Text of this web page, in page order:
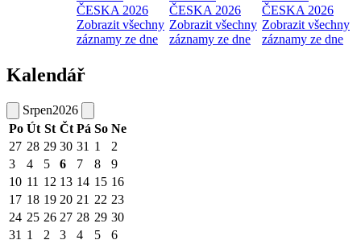
ČESKA 2026
Zobrazit všechny
záznamy ze dne
ČESKA 2026
Zobrazit všechny
záznamy ze dne
ČESKA 2026
Zobrazit všechny
záznamy ze dne
Kalendář
Srpen2026
Po Út St Čt Pá So Ne
27 28 29 30 31 1
2
3
4 5 6 7 8
9
10 11 12 13 14 15 16
17 18 19 20 21 22 23
24 25 26 27 28 29 30
31 1 2 3 4 5 6